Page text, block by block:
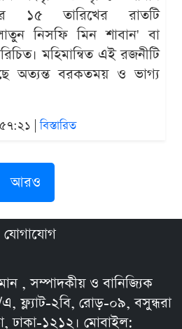
১৫ তারিখের রাতটি
নিসফি মিন শাবান' বা
মহিমান্বিত এই রজনীটি
অত্যন্ত বরকতময় ও ভাগ্য
|বিস্তারিত
আরও
যোগাযোগ
, সম্পাদকীয় ও বানিজ্যিক
ফ্ল্যাট-২বি, রোড়-০৯, বসুন্ধরা
ঢাকা-১২১২। মোবাইল: